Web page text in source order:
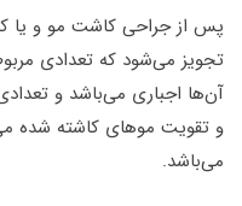
پس از جراحی کاشت مو و یا
تجویز می‌شود که تعدادی
آن‌ها اجباری می‌باشد و
و تقویت موهای کاشته شده
می‌باشد.